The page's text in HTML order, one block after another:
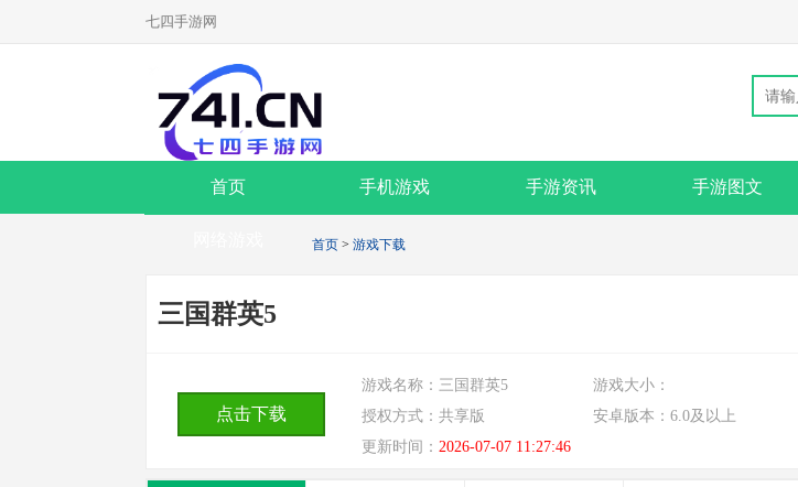
七四手游网
首页 手机游戏 手游资讯 手游图文
首页 > 游戏下载
三国群英5
点击下载
游戏名称： 三国群英5 游戏大小：
授权方式： 共享版 安卓版本： 6.0及以上
更新时间： 2026-07-07 11:27:46